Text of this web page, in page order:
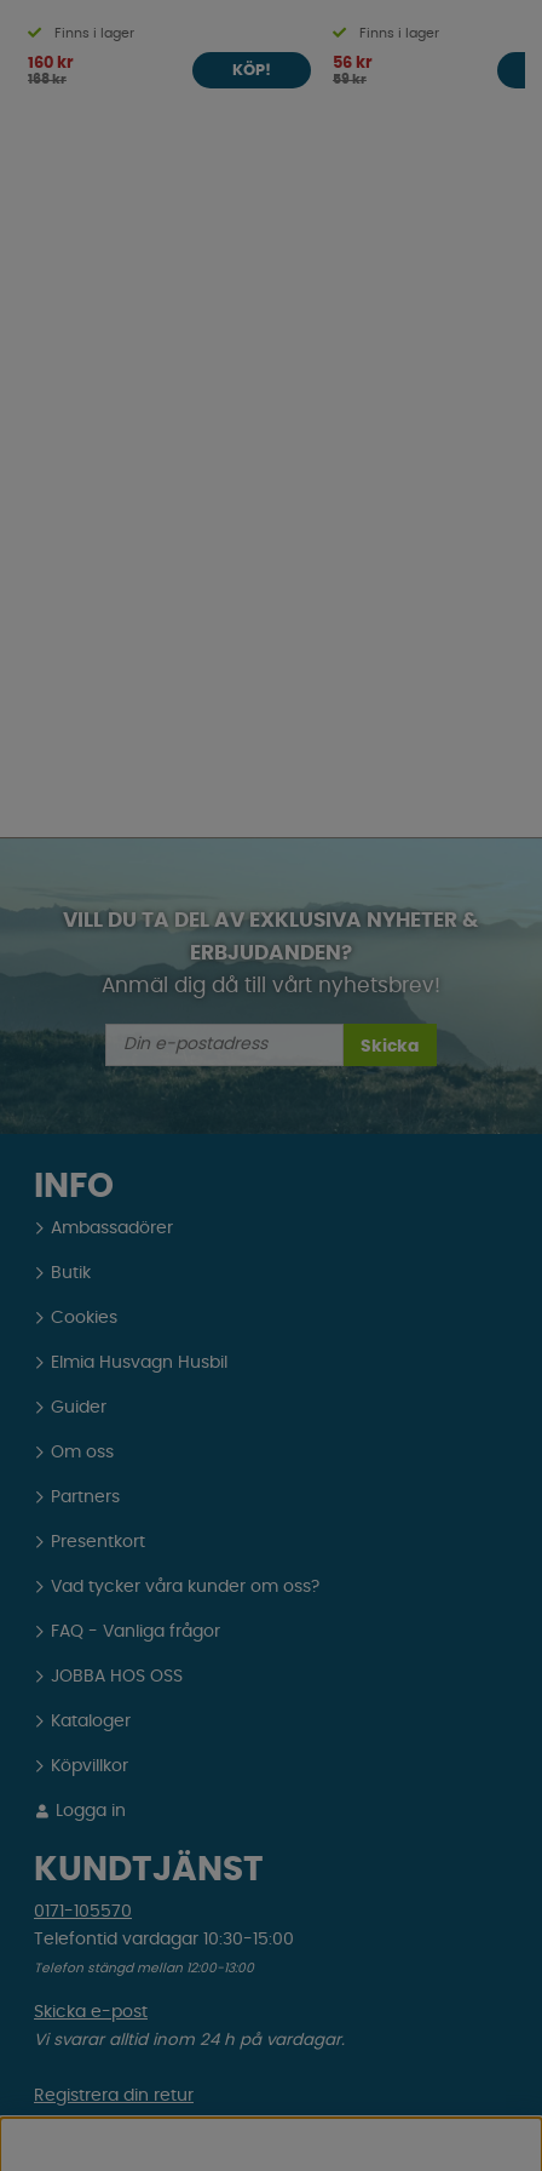
Finns i lager
160 kr
168 kr
KÖP!
Finns i lager
56 kr
59 kr
VILL DU TA DEL AV EXKLUSIVA NYHETER &
ERBJUDANDEN?
Anmäl dig då till vårt nyhetsbrev!
Skicka
INFO
Ambassadörer
Butik
Cookies
Elmia Husvagn Husbil
Guider
Om oss
Partners
Presentkort
Vad tycker våra kunder om oss?
FAQ - Vanliga frågor
JOBBA HOS OSS
Kataloger
Köpvillkor
Logga in
KUNDTJÄNST
0171-105570
Telefontid vardagar 10:30-15:00
Telefon stängd mellan 12:00-13:00
Skicka e-post
Vi svarar alltid inom 24 h på vardagar.
Registrera din retur
Gäller ångrat köp & felbeställning.